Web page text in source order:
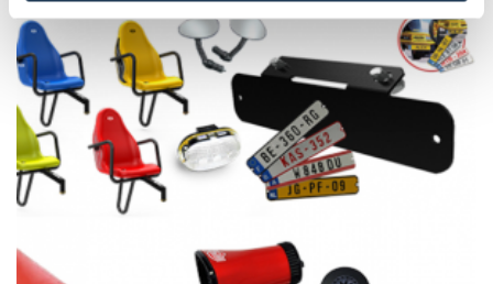
BERG Blauwe kap voor
zwaailamp
€ 15,00
Incl. BTW